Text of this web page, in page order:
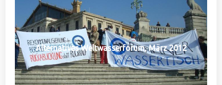
Alternatives Weltwasserforum, März 2012